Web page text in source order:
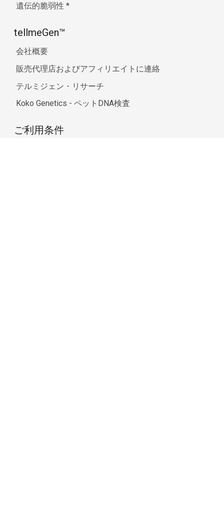
遺伝的脆弱性 *
tellmeGen™
会社概要
販売代理店およびアフィリエイトに連絡
テルミジェン・リサーチ
Koko Genetics - ペットDNA検査
ご利用条件